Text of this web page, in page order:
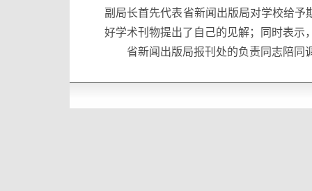
副局长首先代表省新闻出版局对学校给
好学术刊物提出了自己的见解；同时表示
省新闻出版局报刊处的负责同志陪同